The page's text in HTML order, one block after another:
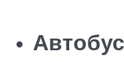
Автобус